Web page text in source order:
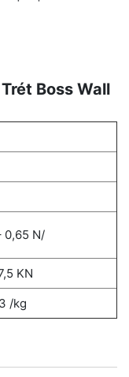
Boss Wall
0,65 N/
KN
/kg